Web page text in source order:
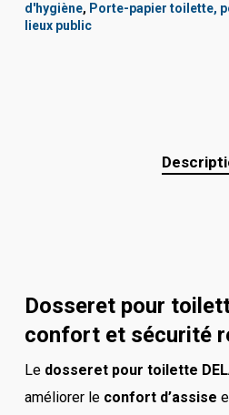
d'hygiène, Porte-papier toilette,
lieux public
Dosseret pour
confort et sécurité
Le dosseret pour toilette
améliorer le confort d’assise